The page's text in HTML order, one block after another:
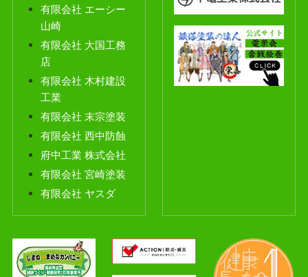
有限会社 エーシー
山崎
有限会社 大国工務
店
有限会社 木村建設
工業
有限会社 末宗塗装
有限会社 西中防蝕
府中工業 株式会社
有限会社 宮崎塗装
有限会社 ヤスダ